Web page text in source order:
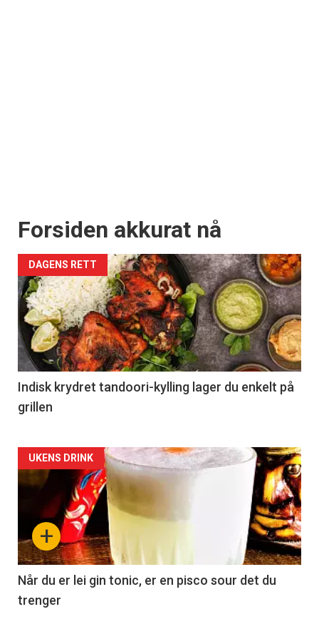
Forsiden akkurat nå
DAGENS RETT
Indisk krydret tandoori-kylling lager du enkelt på
grillen
Forsiden
akkurat
nå
-
2
+
UKENS DRINK
Når du er lei gin tonic, er en pisco sour det du
trenger